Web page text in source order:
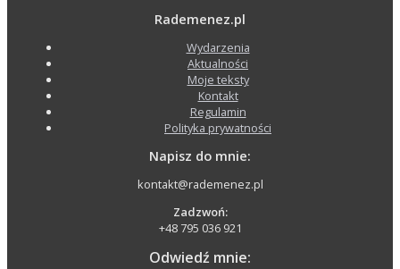
Rademenez.pl
Wydarzenia
Aktualności
Moje teksty
Kontakt
Regulamin
Polityka prywatności
Napisz do mnie:
kontakt@rademenez.pl
Zadzwoń:
+48 795 036 921
Odwiedź mnie: